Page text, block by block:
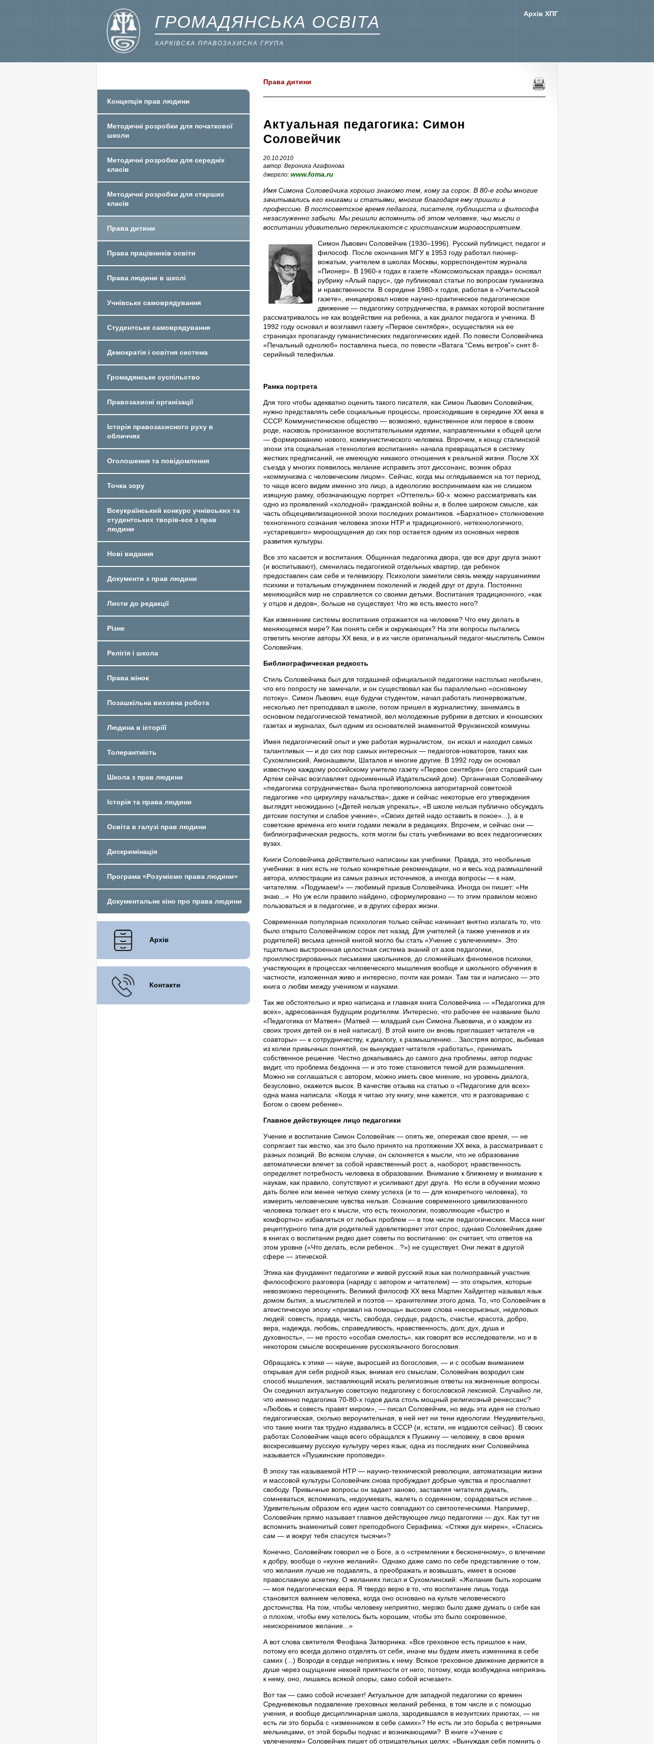
ГРОМАДЯНСЬКА ОСВІТА
ХАРКІВСКА ПРАВОЗАХИСНА ГРУПА
Архів ХПГ
Права дитини
Актуальная педагогика: Симон
Соловейчик
20.10.2010
автор: Вероника Агафонова
джерело: www.foma.ru
Имя Симона Соловейчика хорошо знакомо тем, кому за сорок. В 80-е годы многие
зачитывались его книгами и статьями, многие благодаря ему пришли в
профессию. В постсоветское время педагога, писателя, публициста и философа
незаслуженно забыли. Мы решили вспомнить об этом человеке, чьи мысли о
воспитании удивительно перекликаются с христианским мировосприятием.
Симон Львович Соловейчик (1930–1996). Русский публицист, педагог и
философ. После окончания МГУ в 1953 году работал пионер­
вожатым, учителем в школах Москвы, корреспондентом журнала
«Пионер». В 1960-х годах в газете «Комсомольская правда» основал
рубрику «Алый парус», где публиковал статьи по вопросам гуманизма
и нравственности. В середине 1980-х годов, работая в «Учительской
газете», инициировал новое научно-практическое педагогическое
движение — педагогику сотрудничества, в рамках которой воспитание
рассматривалось не как воздействие на ребенка, а как диалог педагога и ученика. В
1992 году основал и возглавил газету «Первое сентября», осуществляя на ее
страницах пропаганду гуманистических педагогических идей. По повести Соловейчика
«Печальный однолюб» поставлена пьеса, по повести «Ватага “Семь ветров”» снят 8-
серийный телефильм.
Рамка портрета
Для того чтобы адекватно оценить такого писателя, как Симон Львович Соловейчик,
нужно представлять себе социальные процессы, происходившие в середине ХХ века в
СССР. Коммунистическое общество — возможно, единственное или первое в своем
роде, насквозь пронизанное воспитательными идеями, направленными к общей цели
— формированию нового, коммунистического человека. Впрочем, к концу сталинской
эпохи эта социальная «технология воспитания» начала превращаться в систему
жестких предписаний, не имеющую никакого отношения к реальной жизни. После XX
съезда у многих появилось желание исправить этот диссонанс, возник образ
«коммунизма с человеческим лицом». Сейчас, когда мы оглядываемся на тот период,
то чаще всего видим именно это лицо, а идеологию воспринимаем как не слишком
изящную рамку, обозначающую портрет. «Оттепель» 60-х можно рассматривать как
одно из проявлений «холодной» гражданской войны и, в более широком смысле, как
часть общецивилизационной эпохи последних романтиков. «Бархатное» столкновение
техногенного сознания человека эпохи НТР и традиционного, нетехнологичного,
«устаревшего» мироощущения до сих пор остается одним из основных нервов
развития культуры.
Все это касается и воспитания. Общинная педагогика двора, где все друг друга знают
(и воспитывают), сменилась педагогикой отдельных квартир, где ребенок
предоставлен сам себе и телевизору. Психологи заметили связь между нарушениями
психики и тотальным отчуждением поколений и людей друг от друга. Постоянно
меняющийся мир не справляется со своими детьми. Воспитания традиционного, «как
у отцов и дедов», больше не существует. Что же есть вместо него?
Как изменение системы воспитания отражается на человеке? Что ему делать в
меняющемся мире? Как понять себя и окружающих? На эти вопросы пытались
ответить многие авторы ХХ века, и в их числе оригинальный педагог-мыслитель Симон
Соловейчик.
Библиографическая редкость
Стиль Соловейчика был для тогдашней официальной педагогики настолько необычен,
что его попросту не замечали, и он существовал как бы параллельно «основному
потоку». Симон Львович, еще будучи студентом, начал работать пионервожатым,
несколько лет преподавал в школе, потом пришел в журналистику, занимаясь в
основном педагогической тематикой, вел молодежные рубрики в детских и юношеских
газетах и журналах, был одним из основателей знаменитой Фрунзенской коммуны.
Имея педагогический опыт и уже работая журналистом,
он искал и находил самых
талантливых — и до сих пор самых интересных — педагогов-новаторов, таких как
Сухомлинский, Амонашвили, Шаталов и многие другие. В 1992 году он основал
известную каждому российскому учителю газету «Первое сентября» (его старший сын
Артем сейчас возглавляет одноименный Издательский дом). Органичная Соловейчику
«педагогика сотрудничества» была противоположна авторитарной советской
педагогике «по циркуляру начальства»; даже и сейчас некоторые его утверждения
выглядят неожиданно («Детей нельзя упрекать», «В школе нельзя публично обсуждать
детские поступки и слабое учение», «Своих детей надо оставить в покое»...), а в
советские времена его книги годами лежали в редакциях. Впрочем, и сейчас они —
библиографическая редкость, хотя могли бы стать учебниками во всех педагогических
вузах.
Книги Соловейчика действительно написаны как учебники. Правда, это необычные
учебники: в них есть не только конкретные рекомендации, но и весь ход размышлений
автора, иллюстрации из самых разных источников, а иногда вопросы — к нам,
читателям. «Подумаем!» — любимый призыв Соловейчика. Иногда он пишет: «Не
знаю...» Но уж если правило найдено, сформулировано — то этим правилом можно
пользоваться и в педагогике, и в других сферах жизни.
Современная популярная психология только сейчас начинает внятно излагать то, что
было открыто Соловейчиком сорок лет назад. Для учителей (а также учеников и их
родителей) весьма ценной книгой могло бы стать «Учение с увлечением». Это
тщательно выстроенная целостная система знаний от азов педагогики,
проиллюстрированных письмами школьников, до сложнейших феноменов психики,
участвующих в процессах человеческого мышления вообще и школьного обучения в
частности, изложенная живо и интересно, почти как роман. Там так и написано — это
книга о любви между учеником и науками.
Так же обстоятельно и ярко написана и главная книга Соловейчика — «Педагогика для
всех», адресованная будущим родителям. Интересно, что рабочее ее название было
«Педагогика от Матвея» (Матвей — младший сын Симона Львовича, и о каждом из
своих троих детей он в ней написал). В этой книге он вновь приглашает читателя «в
соавторы» — к сотрудничеству, к диалогу, к размышлению... Заостряя вопрос, выбивая
из колеи привычных понятий, он вынуждает читателя «работать», принимать
собственное решение. Честно докапываясь до самого дна проблемы, автор подчас
видит, что проблема бездонна — и это тоже становится темой для размышления.
Можно не соглашаться с автором, можно иметь свое мнение, но уровень диалога,
безусловно, окажется высок. В качестве отзыва на статью о «Педагогике для всех»
одна мама написала: «Когда я читаю эту книгу, мне кажется, что я разговариваю с
Богом о своем ребенке».
Главное действующее лицо педагогики
Учение и воспитание Симон Соловейчик — опять же, опережая свое время, — не
сопрягает так жестко, как это было принято на протяжении ХХ века, а рассматривает с
разных позиций. Во всяком случае, он склоняется к мысли, что не образование
автоматически влечет за собой нравственный рост, а, наоборот, нравственность
определяет потребность человека в образовании. Внимание к ближнему и внимание к
наукам, как правило, сопутствуют и усиливают друг друга.
Но если в обучении можно
дать более или менее четкую схему успеха (и то — для конкретного человека), то
измерить человеческие чувства нельзя. Сознание современного цивилизованного
человека толкает его к мысли, что есть технологии, позволяющие «быстро и
комфортно» избавляться от любых проблем — в том числе педагогических. Масса книг
рецептурного типа для родителей удовлетворяет этот спрос, однако Соловейчик даже
в книгах о воспитании редко дает советы по воспитанию: он считает, что ответов на
этом уровне («Что делать, если ребенок…?») не существует. Они лежат в другой
сфере — этической.
Этика как фундамент педагогики и живой русский язык как полноправный участник
философского разговора (наряду с автором и читателем) — это открытия, которые
невозможно переоценить. Великий философ ХХ века Мартин Хайдеггер называл язык
домом бытия, а мыслителей и поэтов — хранителями этого дома. То, что Соловейчик в
атеистическую эпоху «призвал на помощь» высокие слова «несерьезных, неделовых
людей: совесть, правда, честь, свобода, сердце, радость, счастье, красота, добро,
вера, надежда, любовь, справедливость, нравственность, долг, дух, душа и
духовность», — не просто «особая смелость», как говорят все исследователи, но и в
некотором смысле воскрешение русскоязычного богословия.
Обращаясь к этике — науке, выросшей из богословия, — и с особым вниманием
открывая для себя родной язык, внимая его смыслам, Соловейчик возродил сам
способ мышления, заставляющий искать религиозные ответы на жизненные вопросы.
Он соединил актуальную советскую педагогику с богословской лексикой. Случайно ли,
что именно педагогика 70-80-х годов дала столь мощный религиозный ренессанс?
«Любовь и совесть правят миром», — писал Соловейчик, но ведь эта идея не столько
педагогическая, сколько вероучительная, в ней нет ни тени идеологии. Неудивительно,
что такие книги так трудно издавались в СССР (и, кстати, не издаются сейчас). В своих
работах Соловейчик чаще всего обращался к Пушкину — человеку, в свое время
воскресившему русскую культуру через язык; одна из последних книг Соловейчика
называется «Пушкинские проповеди».
В эпоху так называемой НТР — научно-технической революции, автоматизации жизни
и массовой культуры Соловейчик снова пробуждает добрые чувства и прославляет
свободу. Привычные вопросы он задает заново, заставляя читателя думать,
сомневаться, вспоминать, недоумевать, жалеть о содеянном, сорадоваться истине...
Удивительным образом его идеи часто совпадают со святоотеческими. Например,
Соловейчик прямо называет главное действующее лицо педагогики — дух. Как тут не
вспомнить знаменитый совет преподобного Серафима: «Стяжи дух мирен», «Спасись
сам — и вокруг тебя спасутся тысячи»?
Конечно, Соловейчик говорил не о Боге, а о «стремлении к бесконечному», о влечении
к добру, вообще о «кухне желаний». Однако даже само по себе представление о том,
что желания лучше не подавлять, а преображать и возвышать, имеет в основе
православную аскетику. О желаниях писал и Сухомлинский: «Желание быть хорошим
— моя педагогическая вера. Я твердо верю в то, что воспитание лишь тогда
становится ваянием человека, когда оно основано на культе человеческого
достоинства. На том, чтобы человеку неприятно, мерзко было даже думать о себе как
о плохом, чтобы ему хотелось быть хорошим, чтобы это было сокровенное,
неискоренимое желание...»
А вот слова святителя Феофана Затворника: «Все греховное есть пришлое к нам,
потому его всегда должно отделять от себя, иначе мы будем иметь изменника в себе
самих (...) Возроди в сердце неприязнь к нему. Всякое греховное движение держится в
душе через ощущение некоей приятности от него; потому, когда возбуждена неприязнь
к нему, оно, лишаясь всякой опоры, само собой исчезает».
Вот так — само собой исчезает! Актуальное для западной педагогики со времен
Средневековья подавление греховных желаний ребенка, в том числе и с помощью
учения, и вообще дисциплинарная школа, зародившаяся в иезуитских приютах, — не
есть ли это борьба с «изменником в себе самих»? Не есть ли это борьба с ветряными
мельницами, от этой борьбы подчас и возникающими? В книге «Учение с
увлечением» Соловейчик пишет об отрицательных целях: «Вынуждая себя помнить о
Концепція прав людини
Методичні розробки для початкової
школи
Методичні розробки для середніх
класів
Методичні розробки для старших
класів
Права дитини
Права працівників освіти
Права людини в школі
Учнівське самоврядування
Студентське самоврядування
Демократія і освітня система
Громадянське суспільство
Правозахисні організації
Історія правозахисного руху в
обличчях
Оголошення та повідомлення
Точка зору
Всеукраїнський конкурс учнівських та
студентських творів-есе з прав
людини
Нові видання
Документи з прав людини
Листи до редакції
Різне
Релігія і школа
Права жінок
Позашкільна виховна робота
Людина в історіїї
Толерантність
Школа з прав людини
Історія та права людини
Освіта в галузі прав людини
Дискримінація
Програма «Розуміємо права людини»
Документальне кіно про права людини
Архів
Контакти